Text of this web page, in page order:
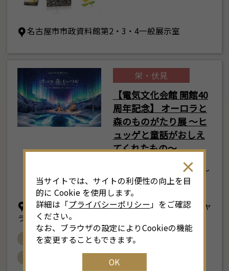
2026年8月
水 木 金
1
2 3 4 5
9 10
16 17 18 19 20
26
<< >>
名古屋市市政資料館第2・3・4一般展示室
栄・伏見
【電気文化会館 開館40
周年記念】 オーロラと
森のものがたり展 ～ヒ
ュッゲと童話がおしえ
てくれたもの～
2026年7月11日(土) ～
8月30日(日)
電気文化会館 5階 イベントホール／東・西ギャ
ラリー （愛知県名古屋市中区栄2丁目2-5）
# 電気文化会館
# オーロラと森のものがたり展
# 北欧
当サイトでは、サイトの利便性の向上を目
的に Cookie を使用します。
詳細は「プライバシーポリシー 」をご確認
ください。
なお、ブラウザの設定によりCookieの機能
を変更することもできます。
OK